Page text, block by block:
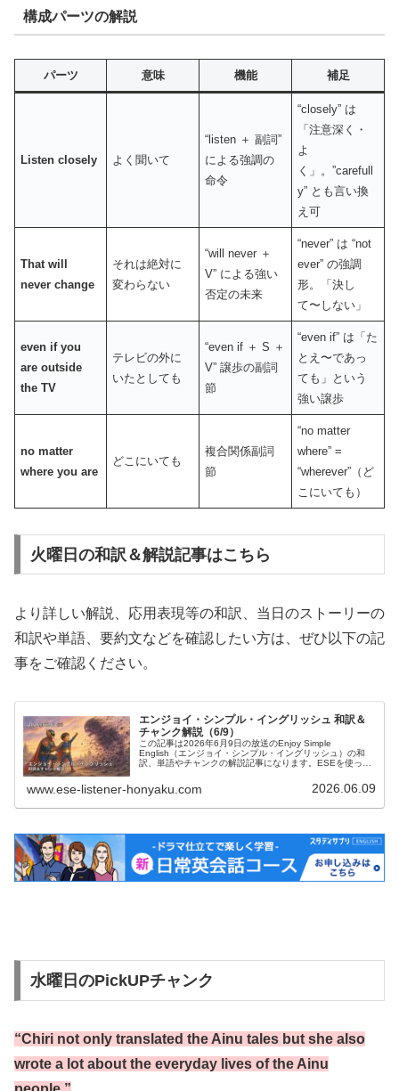
構成パーツの解説
パーツ 意味 機能 補足
Listen closely よく聞いて
“listen ＋ 副詞”
による強調の
命令
“closely” は
「注意深く・
よ
く」。”carefull
y” とも言い換
え可
That will
never change
それは絶対に
変わらない
“will never ＋
V” による強い
否定の未来
“never” は “not
ever” の強調
形。「決し
て〜しない」
even if you
are outside
the TV
テレビの外に
いたとしても
“even if ＋ S ＋
V” 譲歩の副詞
節
“even if” は「た
とえ〜であっ
ても」という
強い譲歩
no matter
where you are
どこにいても
複合関係副詞
節
“no matter
where” =
“wherever”（ど
こにいても）
火曜日の和訳＆解説記事はこちら
より詳しい解説、応用表現等の和訳、当日のストーリーの
和訳や単語、要約文などを確認したい方は、ぜひ以下の記
事をご確認ください。
エンジョイ・シンプル・イングリッシュ 和訳＆
チャンク解説（6/9）
この記事は2026年6月9日の放送のEnjoy Simple
English（エンジョイ・シンプル・イングリッシュ）の和
訳、単語やチャンクの解説記事になります。ESEを使って
会話を習得したい方などの英語学習をサポートするために
記事を作成しています。ぜひご覧ください。
www.ese-listener-honyaku.com 2026.06.09
水曜日のPickUPチャンク
“Chiri not only translated the Ainu tales but she also
wrote a lot about the everyday lives of the Ainu